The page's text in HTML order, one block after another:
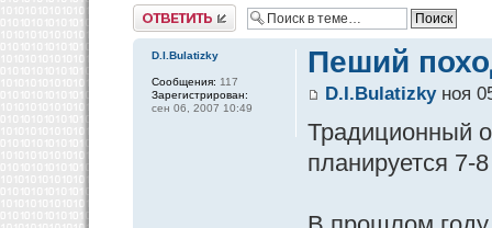
Ответить
Пеший
D.I.Bulatizkyноя
Традиционный
планируется 7-
D.I.Bulatizky
Сообщения: 117
Зарегистрирован:
сен 06, 2007 10:49